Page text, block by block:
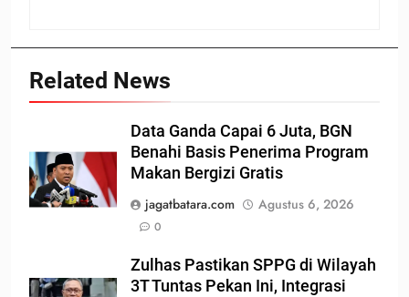
Related News
Data Ganda Capai 6 Juta, BGN
Benahi Basis Penerima Program
Makan Bergizi Gratis
jagatbatara.com
Agustus 6, 2026
0
Zulhas Pastikan SPPG di Wilayah
3T Tuntas Pekan Ini, Integrasi